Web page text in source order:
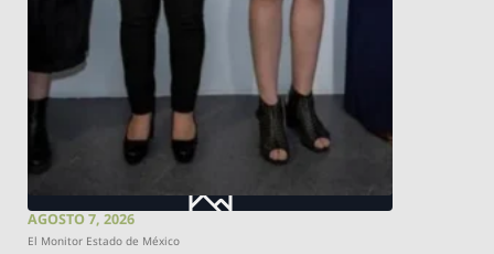
AGOSTO 7, 2026
El Monitor Estado de México